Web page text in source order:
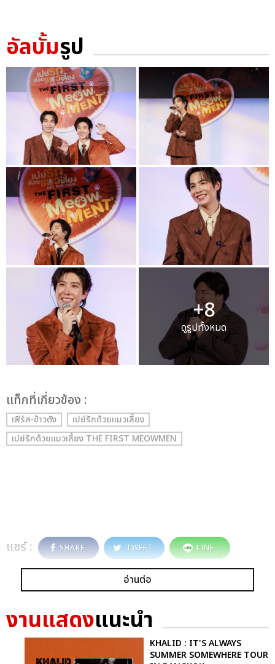
อัลบั้มรูป
+8
ดูรูปทั้งหมด
เเท็กที่เกี่ยวข้อง :
เฟิร์ส-ข้าวตัง
เปย์รักด้วยแมวเลี้ยง
เปย์รักด้วยแมวเลี้ยง THE FIRST MEOWMEN
แชร์ : SHARE TWEET LINE
อ่านต่อ
งานแสดงแนะนำ
KHALID : IT'S ALWAYS
SUMMER SOMEWHERE TOUR